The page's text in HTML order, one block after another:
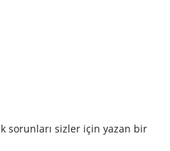
sorunları sizler için yazan bir